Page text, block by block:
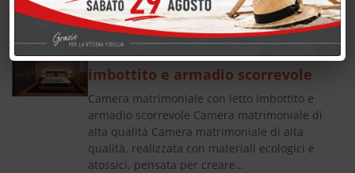
, azienda italiana attiva dal…
Camera matrimoniale con letto
imbottito e armadio scorrevole
Camera matrimoniale con letto imbottito e
armadio scorrevole Camera matrimoniale di
alta qualità Camera matrimoniale di alta
qualità, realizzata con materiali ecologici e
atossici, pensata per creare…